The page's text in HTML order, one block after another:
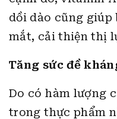
dồi dào cũng giúp
mắt, cải thiện thị
Tăng sức đề
Do có hàm lượng
trong thực phẩm